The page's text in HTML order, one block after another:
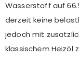
Wasserstoff auf
derzeit keine
jedoch mit
klassischem Heizöl